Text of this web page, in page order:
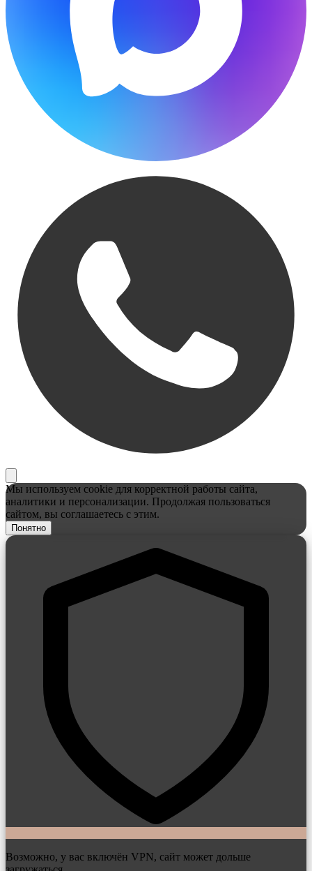
Мы используем cookie для корректной работы сайта,
аналитики и персонализации. Продолжая пользоваться
сайтом, вы соглашаетесь с этим.
Понятно
Возможно, у вас включён VPN, сайт может дольше